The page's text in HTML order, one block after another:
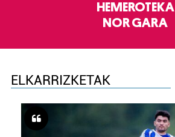
HEMEROTEKA
NOR GARA
ELKARRIZKETAK